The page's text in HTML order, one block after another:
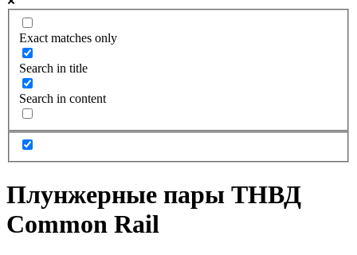
Exact matches only
Search in title
Search in content
Плунжерные пары ТНВД
Common Rail